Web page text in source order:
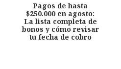
Pagos de hasta
$250.000 en agosto:
La lista completa de
bonos y cómo revisar
tu fecha de cobro